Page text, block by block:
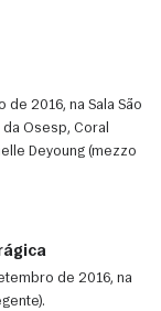
de 2016, na Sala São
Osesp, Coral
Deyoung (mezzo
de 2016, na